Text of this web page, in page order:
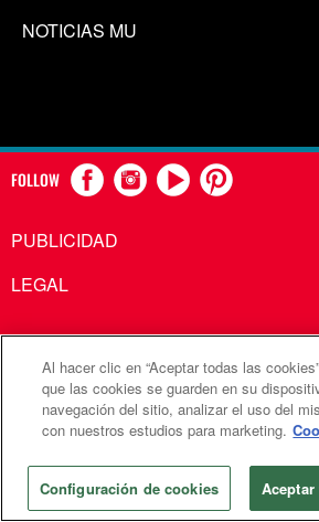
NOTICIAS MU
FOLLOW
PUBLICIDAD
LEGAL
Comunicaciones Metodistas Unidas
Iglesia Metodista
©2026Comunicaciones Metodistas
todos los derechos
Al hacer clic en “Aceptar todas las
que las cookies se guarden en su
navegación del sitio, analizar el uso del
con nuestros estudios para marketing.
Configuración de cookies